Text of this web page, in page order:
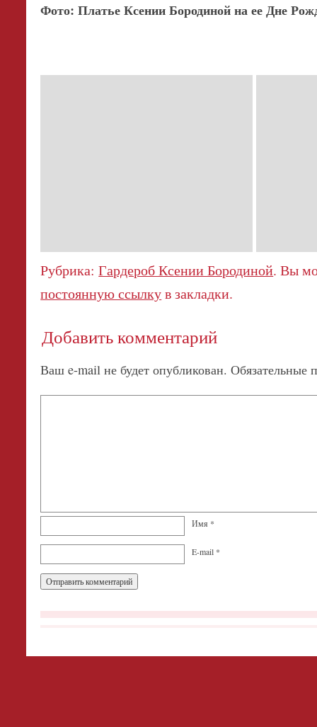
Фото: Платье Ксении Бородиной на ее Дне
Рубрика:Гардероб Ксении Бородиной. Вы
постоянную ссылкув закладки.
Добавить комментарий
Ваш e-mail не будет опубликован. Обязательные
Имя *
E-mail *